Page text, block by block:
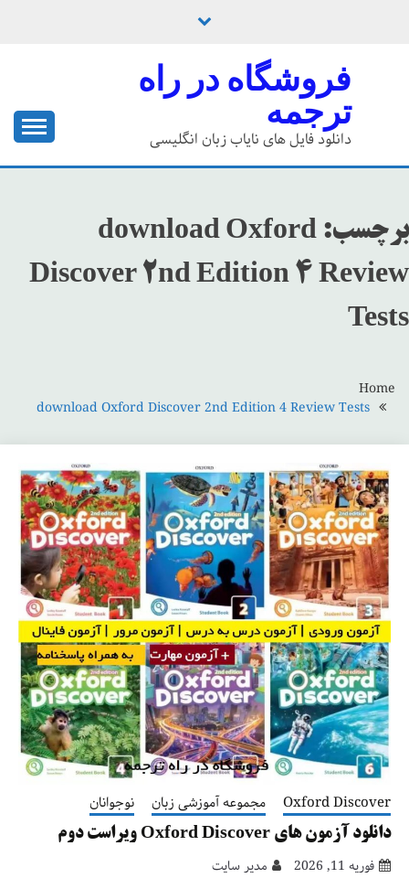
فروشگاه در راه
ترجمه
دانلود فایل های نایاب زبان انگلیسی
برچسب: download Oxford
Discover 2nd Edition 4 Review
Tests
Home
download Oxford Discover 2nd Edition 4 Review Tests
Oxford Discover مجموعه آموزشی زبان نوجوانان
دانلود آزمون های Oxford Discover ویراست دوم
فوریه 11, 2026 مدیر سایت